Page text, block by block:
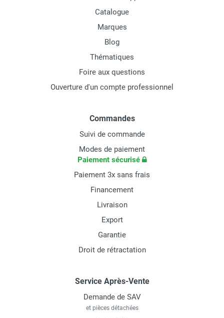
Catalogue
Marques
Blog
Thématiques
Foire aux questions
Ouverture d'un compte professionnel
Commandes
Suivi de commande
Modes de paiement
Paiement sécurisé
Paiement 3x sans frais
Financement
Livraison
Export
Garantie
Droit de rétractation
Service Après-Vente
Demande de SAV
et pièces détachées